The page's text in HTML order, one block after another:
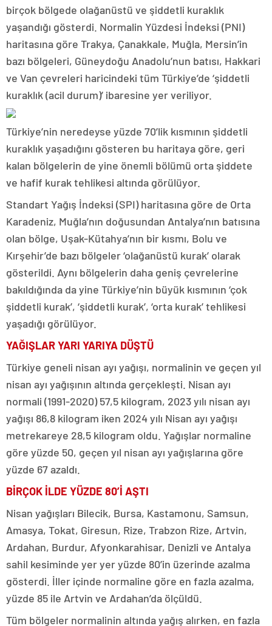
birçok bölgede olağanüstü ve şiddetli kuraklık
yaşandığı gösterdi. Normalin Yüzdesi İndeksi (PNI)
haritasına göre Trakya, Çanakkale, Muğla, Mersin’in
bazı bölgeleri, Güneydoğu Anadolu’nun batısı, Hakkari
ve Van çevreleri haricindeki tüm Türkiye’de ‘şiddetli
kuraklık (acil durum)’ ibaresine yer veriliyor.
Türkiye’nin neredeyse yüzde 70’lik kısmının şiddetli
kuraklık yaşadığını gösteren bu haritaya göre, geri
kalan bölgelerin de yine önemli bölümü orta şiddete
ve hafif kurak tehlikesi altında görülüyor.
Standart Yağış İndeksi (SPI) haritasına göre de Orta
Karadeniz, Muğla’nın doğusundan Antalya’nın batısına
olan bölge, Uşak-Kütahya’nın bir kısmı, Bolu ve
Kırşehir’de bazı bölgeler ‘olağanüstü kurak’ olarak
gösterildi. Aynı bölgelerin daha geniş çevrelerine
bakıldığında da yine Türkiye’nin büyük kısmının ‘çok
şiddetli kurak’, ‘şiddetli kurak’, ‘orta kurak’ tehlikesi
yaşadığı görülüyor.
YAĞIŞLAR YARI YARIYA DÜŞTÜ
Türkiye geneli nisan ayı yağışı, normalinin ve geçen yıl
nisan ayı yağışının altında gerçekleşti. Nisan ayı
normali (1991-2020) 57,5 kilogram, 2023 yılı nisan ayı
yağışı 86,8 kilogram iken 2024 yılı Nisan ayı yağışı
metrekareye 28,5 kilogram oldu. Yağışlar normaline
göre yüzde 50, geçen yıl nisan ayı yağışlarına göre
yüzde 67 azaldı.
BİRÇOK İLDE YÜZDE 80’İ AŞTI
Nisan yağışları Bilecik, Bursa, Kastamonu, Samsun,
Amasya, Tokat, Giresun, Rize, Trabzon Rize, Artvin,
Ardahan, Burdur, Afyonkarahisar, Denizli ve Antalya
sahil kesiminde yer yer yüzde 80’in üzerinde azalma
gösterdi. İller içinde normaline göre en fazla azalma,
yüzde 85 ile Artvin ve Ardahan’da ölçüldü.
Tüm bölgeler normalinin altında yağış alırken, en fazla